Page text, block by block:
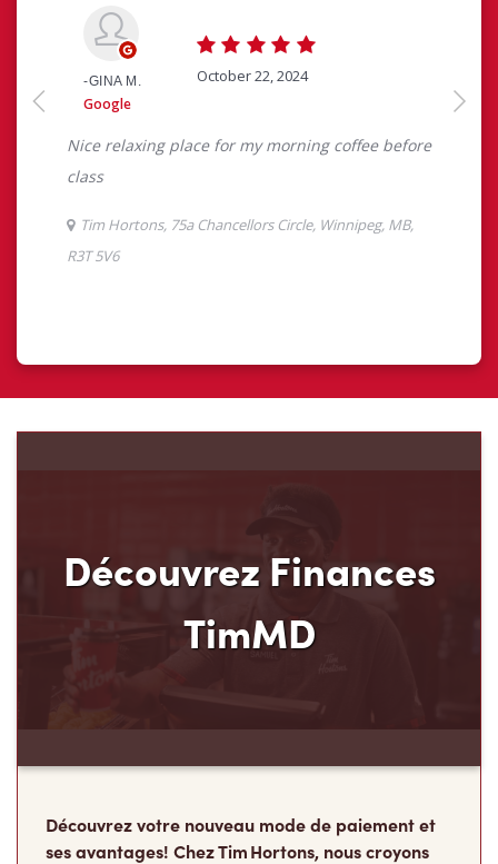
Découvrez Finances
TimMD
Découvrez votre nouveau mode de paiement et
ses avantages! Chez Tim Hortons, nous croyons